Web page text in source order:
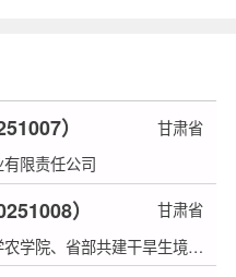
）
甘肃省
限责任公司
）
甘肃省
分类：小麦 育种者：甘肃农业大学农学院、省部共建干旱生境作物学国家重点实验室